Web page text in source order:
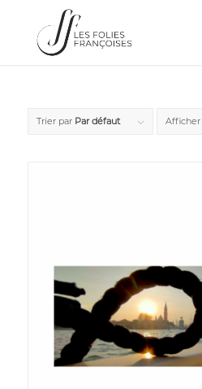
Trier par Par défaut Afficher